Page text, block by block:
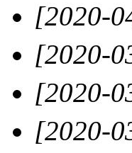
[2020-
[2020-
[2020-
[2020-